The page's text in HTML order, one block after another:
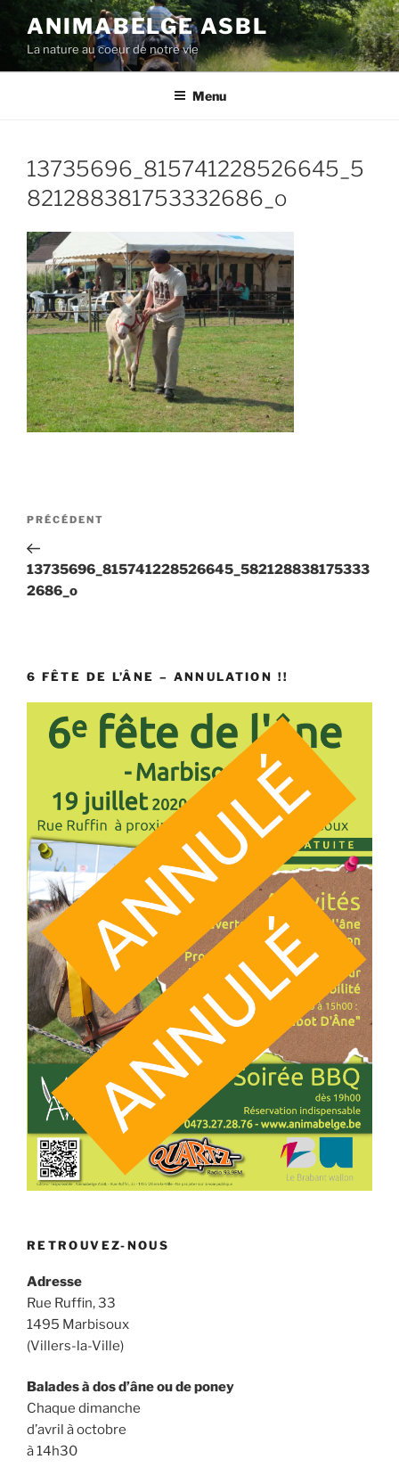
contenu
principal
ANIMABELGE ASBL
La nature au coeur de notre vie
Menu
13735696_815741228526645_5
821288381753332686_o
Navigation
l’article
Article
précédent
PRÉCÉDENT
13735696_815741228526645_582128838175333
2686_o
6 FÊTE DE L’ÂNE – ANNULATION !!
RETROUVEZ-NOUS
Adresse
Rue Ruffin, 33
1495 Marbisoux
(Villers-la-Ville)
Balades à dos d’âne ou de poney
Chaque dimanche
d’avril à octobre
à 14h30